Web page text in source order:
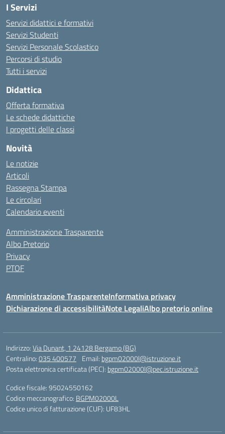
I Servizi
Servizi didattici e formativi
Servizi Studenti
Servizi Personale Scolastico
Percorsi di studio
Tutti i servizi
Didattica
Offerta formativa
Le schede didattiche
I progetti delle classi
Novità
Le notizie
Articoli
Rassegna Stampa
Le circolari
Calendario eventi
Amministrazione Trasparente
Albo Pretorio
Privacy
PTOF
Amministrazione TrasparenteInformativa privacy
Dichiarazione di accessibilitàNote LegaliAlbo pretorio online
Indirizzo:Via Dunant, 1 24128 Bergamo (BG)
Centralino:035 400577 Email: bgpm02000l@istruzione.it
Posta elettronica certificata (PEC): bgpm02000l@pec.istruzione.it
Codice fiscale: 95024550162
Codice meccanografico: BGPM02000L
Codice unico di fatturazione (CUF): UF83HL